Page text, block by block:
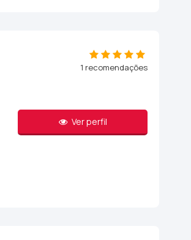
1 recomendações
Ver perfil